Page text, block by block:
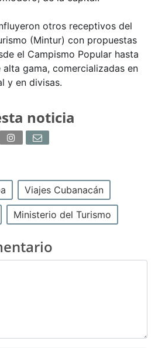
otros receptivos del
(Mintur) con propuestas
el Campismo Popular hasta
alta gama, comercializadas en
y en divisas.
noticia
Viajes Cubanacán
Ministerio del Turismo